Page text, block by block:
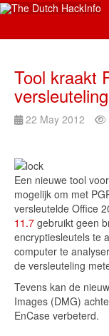
Tool kraakt
versleuteling
22 May 2012
Een nieuwe tool
mogelijk om met
versleutelde Office
11.7 gebruikt geen
encryptiesleutels te
computer te
de versleuteling
Tevens kan de
Images (DMG)
EnCase verbeterd.